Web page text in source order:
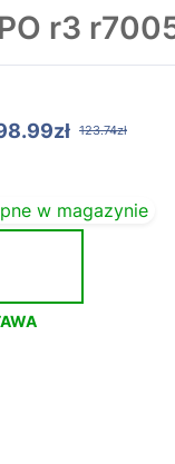
r3
123.74zł
w magazynie